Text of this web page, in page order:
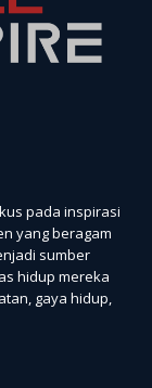
pada inspirasi
yang beragam
sumber
hidup mereka
gaya hidup,